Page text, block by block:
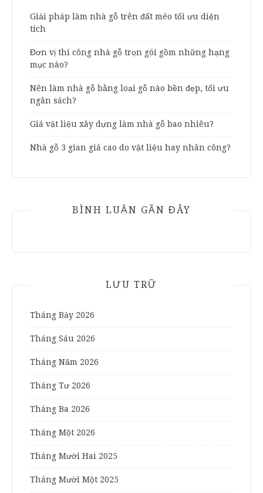
Giải pháp làm nhà gỗ trên đất méo tối ưu diện
tích
Đơn vị thi công nhà gỗ trọn gói gồm những hạng
mục nào?
Nên làm nhà gỗ bằng loại gỗ nào bền đẹp, tối ưu
ngân sách?
Giá vật liệu xây dựng làm nhà gỗ bao nhiêu?
Nhà gỗ 3 gian giá cao do vật liệu hay nhân công?
BÌNH LUẬN GẦN ĐÂY
LƯU TRỮ
Tháng Bảy 2026
Tháng Sáu 2026
Tháng Năm 2026
Tháng Tư 2026
Tháng Ba 2026
Tháng Một 2026
Tháng Mười Hai 2025
Tháng Mười Một 2025